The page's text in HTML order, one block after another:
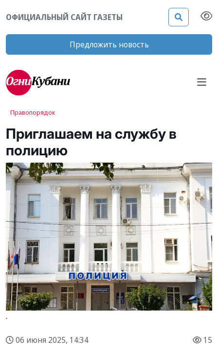
ОФИЦИАЛЬНЫЙ САЙТ ГАЗЕТЫ
Предложить новость
Правопорядок
Приглашаем на службу в
полицию
.
06 июня 2025, 14:34 15